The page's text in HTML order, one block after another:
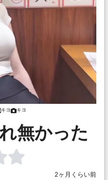
キヨ キヨ
無かった
2ヶ月くらい前